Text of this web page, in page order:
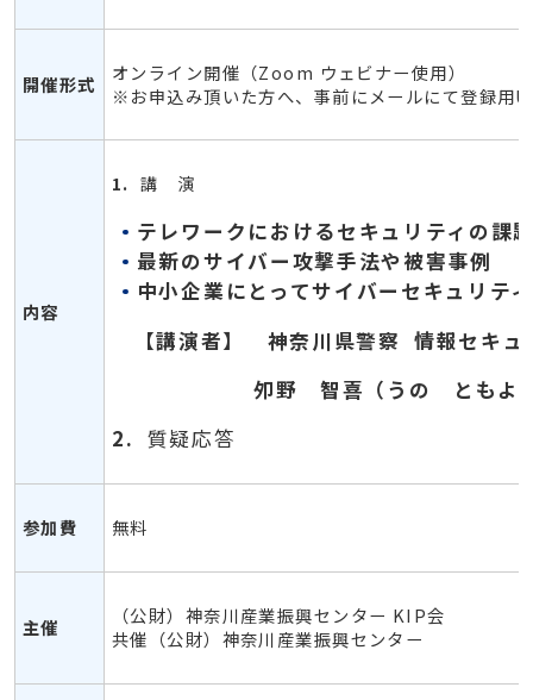
開催形式
オンライン開催（Zoom ウェビナー使用）
※お申込み頂いた方へ、事前にメールにて登録用
内容
1. 講 演
テレワークにおけるセキュリティの課
最新のサイバー攻撃手法や被害事例
中小企業にとってサイバーセキュリテ
【講演者】 神奈川県警察 情報セキュ
夘野 智喜（うの ともよ
2. 質疑応答
参加費 無料
主催
（公財）神奈川産業振興センター KIP会
共催（公財）神奈川産業振興センター